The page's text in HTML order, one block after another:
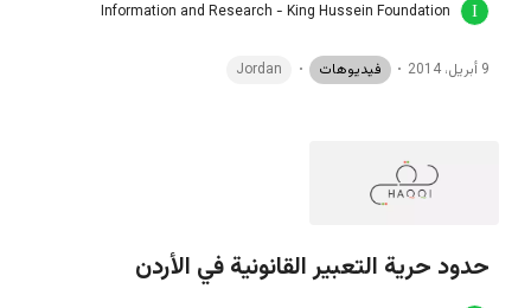
Information and Research - King Hussein Foundation
9 أبريل، 2014 فيديوهات Jordan
حدود حرية التعبير القانونية في الأردن